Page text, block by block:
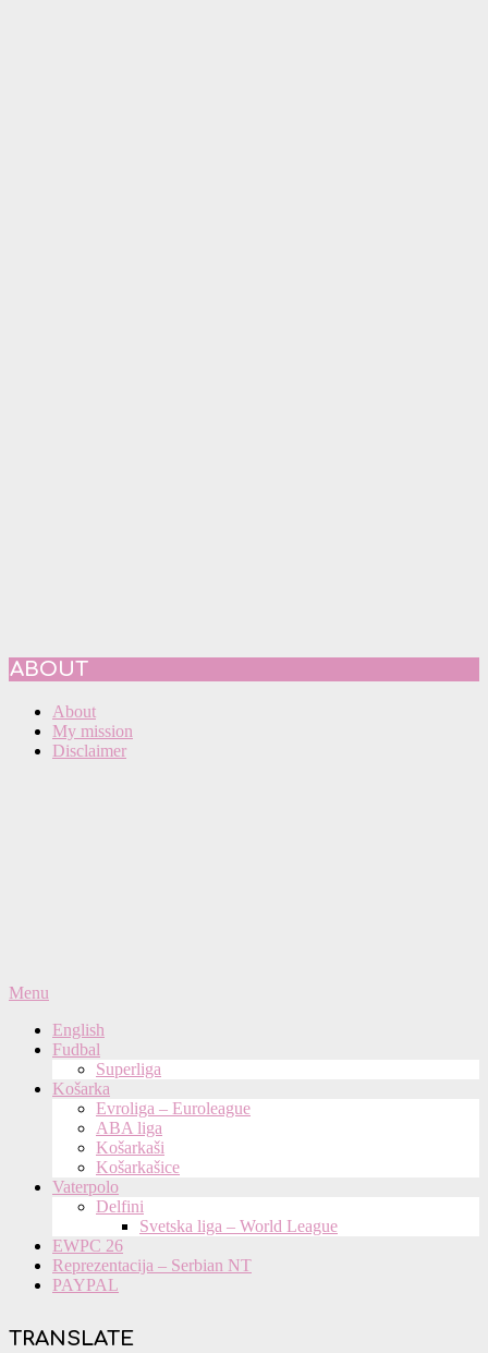
ABOUT
About
My mission
Disclaimer
Primary
Menu
Menu
English
Fudbal
Superliga
Košarka
Evroliga – Euroleague
ABA liga
Košarkaši
Košarkašice
Vaterpolo
Delfini
Svetska liga – World League
EWPC 26
Reprezentacija – Serbian NT
PAYPAL
TRANSLATE